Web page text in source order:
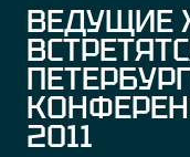
ВЕДУЩИЕ
2011